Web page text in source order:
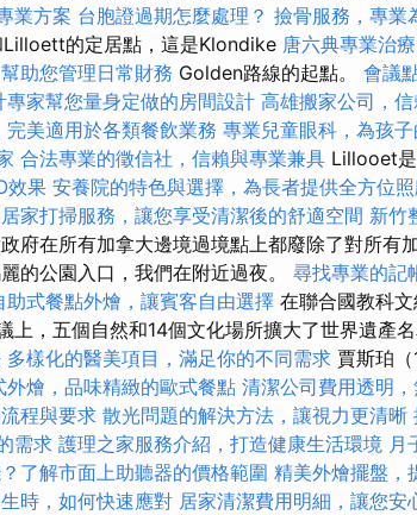
業方案 台胞證過期怎麼處理？ 撿骨服務，專業
的定居點，這是Klondike 唐六典專業治療
助您管理日常財務 Golden路線的起點。 會議
專家幫您量身定做的房間設計 高雄搬家公司，信
完美適用於各類餐飲業務 專業兒童眼科，為孩
合法專業的徵信社，信賴與專業兼具 Lillooet
效果 安養院的特色與選擇，為長者提供全方位
居家打掃服務，讓您享受清潔後的舒適空間 新竹
府在所有加拿大邊境過境點上都廢除了對所有
的公園入口，我們在附近過夜。 尋找專業的記
助式餐點外燴，讓賓客自由選擇 在聯合國教科
，五個自然和14個文化場所擴大了世界遺產名
多樣化的醫美項目，滿足你的不同需求 賈斯珀
外燴，品味精緻的歐式餐點 清潔公司費用透明
程與要求 散光問題的解決方法，讓視力更清晰
需求 護理之家服務介紹，打造健康生活環境 月
了解市面上助聽器的價格範圍 精美外燴擺盤，
時，如何快速應對 居家清潔費用明細，讓您安